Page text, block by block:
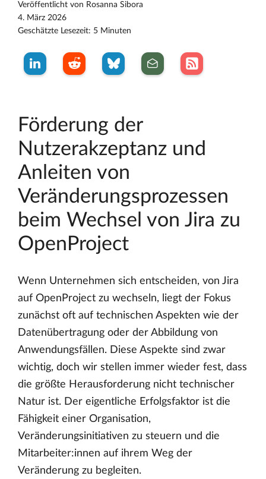
Veröffentlicht von Rosanna Sibora
4. März 2026
Geschätzte Lesezeit: 5 Minuten
Förderung der
Nutzerakzeptanz und
Anleiten von
Veränderungsprozessen
beim Wechsel von Jira zu
OpenProject
Wenn Unternehmen sich entscheiden, von Jira
auf OpenProject zu wechseln, liegt der Fokus
zunächst oft auf technischen Aspekten wie der
Datenübertragung oder der Abbildung von
Anwendungsfällen. Diese Aspekte sind zwar
wichtig, doch wir stellen immer wieder fest, dass
die größte Herausforderung nicht technischer
Natur ist. Der eigentliche Erfolgsfaktor ist die
Fähigkeit einer Organisation,
Veränderungsinitiativen zu steuern und die
Mitarbeiter:innen auf ihrem Weg der
Veränderung zu begleiten.